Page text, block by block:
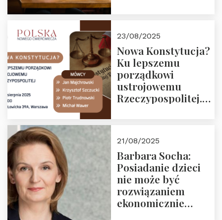
23/08/2025
Nowa Konstytucja?
Ku lepszemu
porządkowi
ustrojowemu
Rzeczypospolitej.
Nowego
Ćwierćwiecza”
21/08/2025
Barbara Socha:
Posiadanie dzieci
nie może być
rozwiązaniem
ekonomicznie